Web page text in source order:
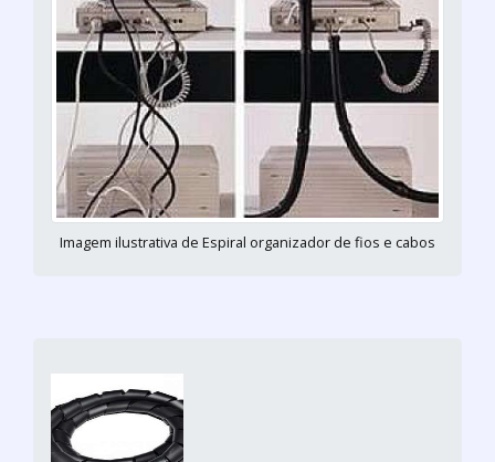
Imagem ilustrativa de Espiral organizador de fios e cabos